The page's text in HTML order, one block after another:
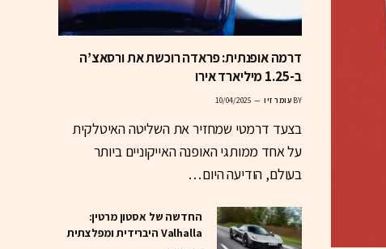
דרמה אופנתית: פראדה רוכשת את ורסאצ’ה
ב-1.25 מיליארד אירו
BY עומר זיו 10/04/2025
בצעד דרמטי שמחזיר את השליטה האיטלקית
על אחד ממותגי האופנה האייקוניים ביותר
בעולם, הודיעה היום…
החדשה של אסטון מרטין:
Valhalla היברידית ומפלצתית